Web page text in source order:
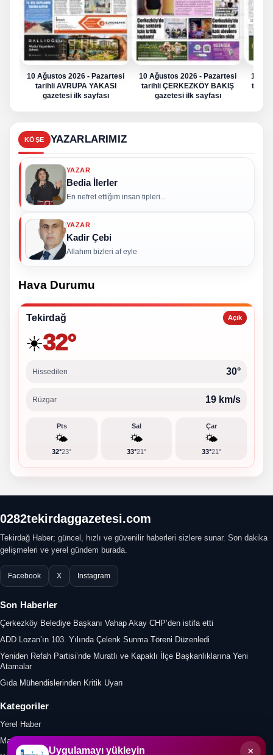
10 Ağustos 2026 - Pazartesi
tarihli AVRUPA YAKASI
gazetesi ilk sayfası
10 Ağustos 2026 - Pazartesi
tarihli ÇERKEZKÖY BAKIŞ
gazetesi ilk sayfası
10
tarihli
KÖŞE YAZARLARIMIZ
YAZAR
Bedia İlerler
En nefret ettiğim insan tipleri...
YAZAR
Kadir Çebi
Allahım bizleri af eyle
Hava Durumu
Tekirdağ Açık
☀️32°
Hissedilen 30°
Rüzgar 19 km/s
Pts
🌤️
32°23°
Sal
🌤️
33°21°
Çar
🌤️
33°21°
0282tekirdaggazetesi.com
Tekirdağ Haber; güncel, hızlı ve güvenilir haberleri sizlere sunar. Son dakika
gelişmeleri ve yerel gündem burada.
Facebook X Instagram
Son Haberler
Çerkezköy Belediye Başkanı Vahap Akay CHP’den istifa etti
ADD Lozan’ın 103. Yılında Çelenk Sunma Töreni Düzenledi
Yeniden Refah Partisi’nde Muratlı ve Kapaklı İlçe Başkanlıklarına Yeni
Atamalar
Gıda Mühendislerinden Kritik Uyarı
Kategoriler
Yerel Haber
Manşet
×
Uygulamayı yükleyin